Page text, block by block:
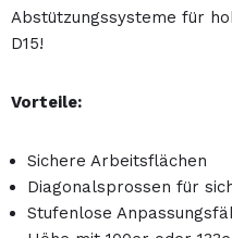
Abstützungssysteme für
D15!
Vorteile:
Sichere Arbeitsflächen
Diagonalsprossen für
Stufenlose